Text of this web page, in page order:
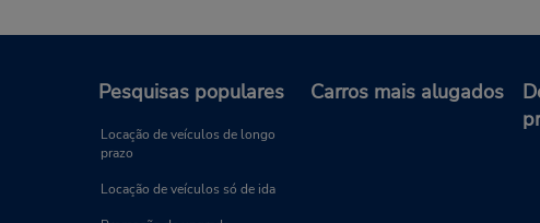
Pesquisas populares
Locação de veículos de longo
prazo
Locação de veículos só de ida
Carros mais alugados